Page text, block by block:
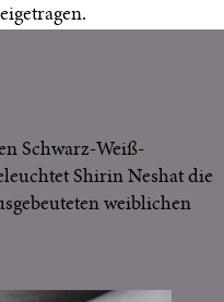
Schwarz-Weiß-
Shirin Neshat die
weiblichen